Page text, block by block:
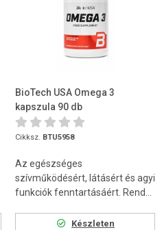
BioTech USA Omega 3
kapszula 90 db
Cikksz. BTU5958
Az egészséges
szívműködésért, látásért és agyi
funkciók fenntartásáért. Rend...
Készleten